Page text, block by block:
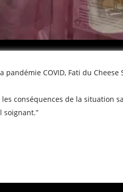
COVID, Fati du
conséquences de la situation
soignant.”